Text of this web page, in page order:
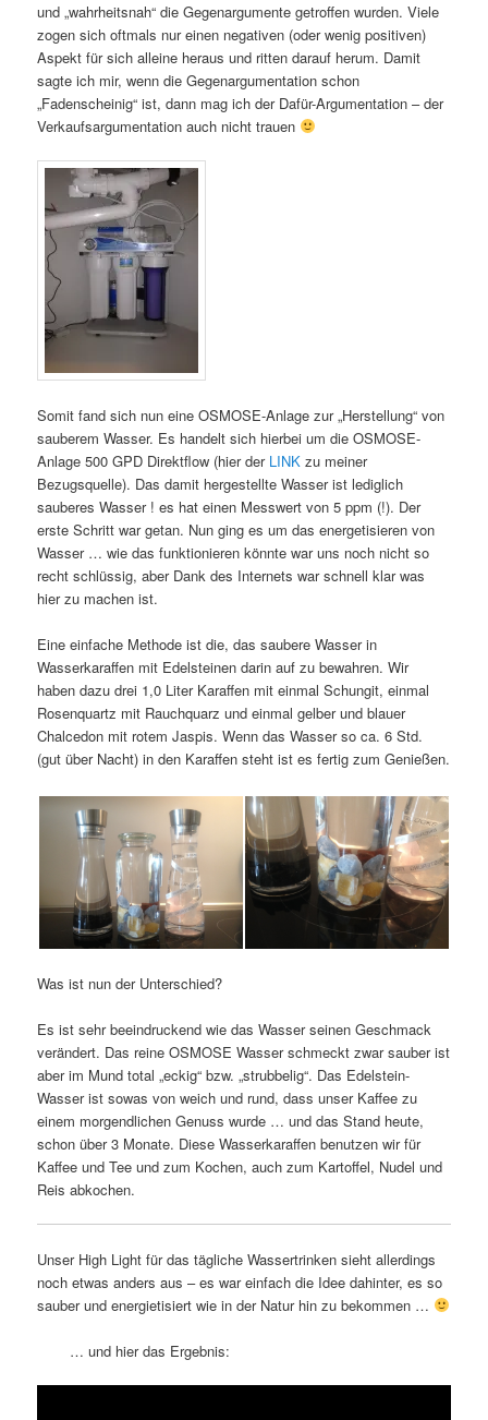
und „wahrheitsnah“ die Gegenargumente getroffen wurden. Viele
zogen sich oftmals nur einen negativen (oder wenig positiven)
Aspekt für sich alleine heraus und ritten darauf herum. Damit
sagte ich mir, wenn die Gegenargumentation schon
„Fadenscheinig“ ist, dann mag ich der Dafür-Argumentation – der
Verkaufsargumentation auch nicht trauen
Somit fand sich nun eine OSMOSE-Anlage zur „Herstellung“ von
sauberem Wasser. Es handelt sich hierbei um die OSMOSE-
Anlage 500 GPD Direktflow (hier der LINK zu meiner
Bezugsquelle). Das damit hergestellte Wasser ist lediglich
sauberes Wasser ! es hat einen Messwert von 5 ppm (!). Der
erste Schritt war getan. Nun ging es um das energetisieren von
Wasser … wie das funktionieren könnte war uns noch nicht so
recht schlüssig, aber Dank des Internets war schnell klar was
hier zu machen ist.
Eine einfache Methode ist die, das saubere Wasser in
Wasserkaraffen mit Edelsteinen darin auf zu bewahren. Wir
haben dazu drei 1,0 Liter Karaffen mit einmal Schungit, einmal
Rosenquartz mit Rauchquarz und einmal gelber und blauer
Chalcedon mit rotem Jaspis. Wenn das Wasser so ca. 6 Std.
(gut über Nacht) in den Karaffen steht ist es fertig zum Genießen.
Was ist nun der Unterschied?
Es ist sehr beeindruckend wie das Wasser seinen Geschmack
verändert. Das reine OSMOSE Wasser schmeckt zwar sauber ist
aber im Mund total „eckig“ bzw. „strubbelig“. Das Edelstein-
Wasser ist sowas von weich und rund, dass unser Kaffee zu
einem morgendlichen Genuss wurde … und das Stand heute,
schon über 3 Monate. Diese Wasserkaraffen benutzen wir für
Kaffee und Tee und zum Kochen, auch zum Kartoffel, Nudel und
Reis abkochen.
Unser High Light für das tägliche Wassertrinken sieht allerdings
noch etwas anders aus – es war einfach die Idee dahinter, es so
sauber und energietisiert wie in der Natur hin zu bekommen …
… und hier das Ergebnis: